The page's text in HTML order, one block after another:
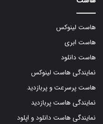
هاست لینوکس
هاست ابری
هاست دانلود
نمایندگی هاست لینوکس
هاست پرسرعت و پربازدید
نمایندگی هاست پربازدید
نمایندگی هاست دانلود و اپلود